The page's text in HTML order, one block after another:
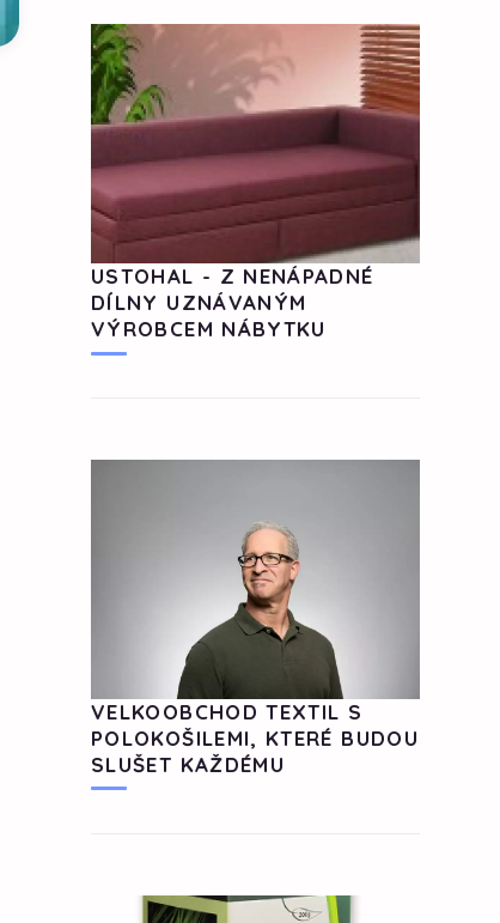
USTOHAL - Z NENÁPADNÉ
DÍLNY UZNÁVANÝM
VÝROBCEM NÁBYTKU
VELKOOBCHOD TEXTIL S
POLOKOŠILEMI, KTERÉ BUDOU
SLUŠET KAŽDÉMU